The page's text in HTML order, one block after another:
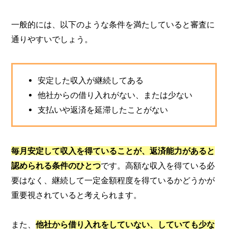
一般的には、以下のような条件を満たしていると審査に
通りやすいでしょう。
安定した収入が継続してある
他社からの借り入れがない、または少ない
支払いや返済を延滞したことがない
毎月安定して収入を得ていることが、返済能力があると
認められる条件のひとつです。高額な収入を得ている必
要はなく、継続して一定金額程度を得ているかどうかが
重要視されていると考えられます。
また、他社から借り入れをしていない、していても少な